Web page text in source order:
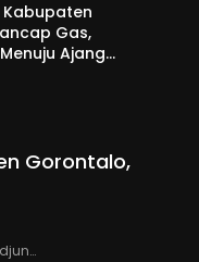
Gas,
Ajang
Gorontalo,